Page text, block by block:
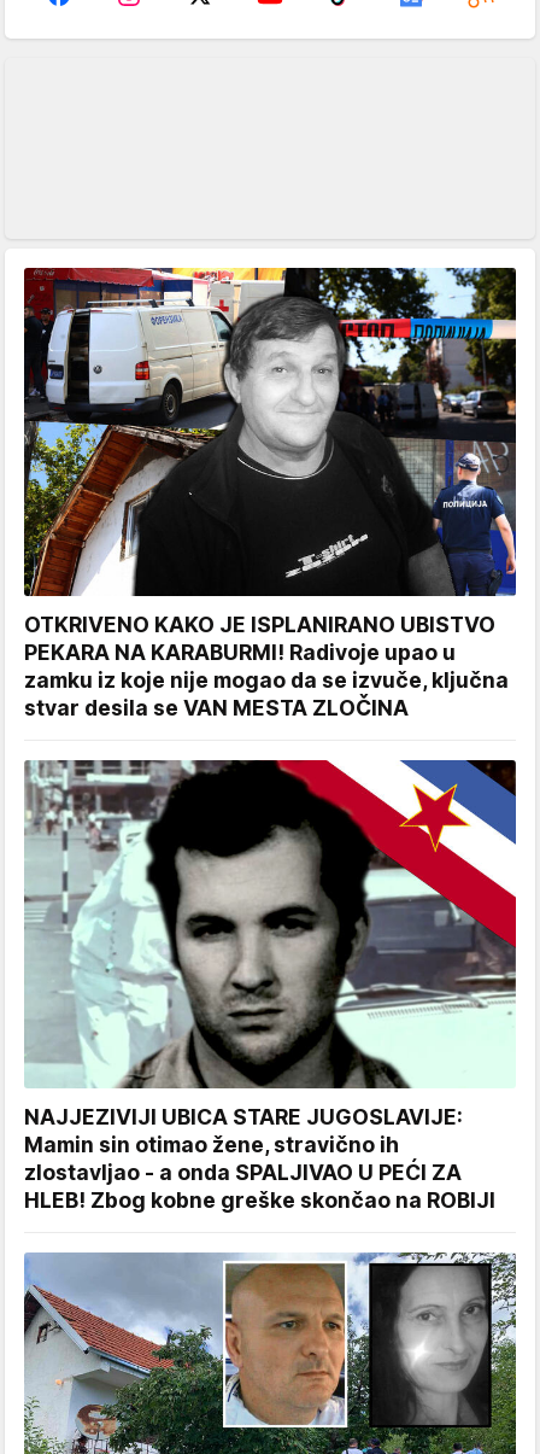
OTKRIVENO KAKO JE ISPLANIRANO UBISTVO
PEKARA NA KARABURMI! Radivoje upao u
zamku iz koje nije mogao da se izvuče, ključna
stvar desila se VAN MESTA ZLOČINA
NAJJEZIVIJI UBICA STARE JUGOSLAVIJE:
Mamin sin otimao žene, stravično ih
zlostavljao - a onda SPALJIVAO U PEĆI ZA
HLEB! Zbog kobne greške skončao na ROBIJI